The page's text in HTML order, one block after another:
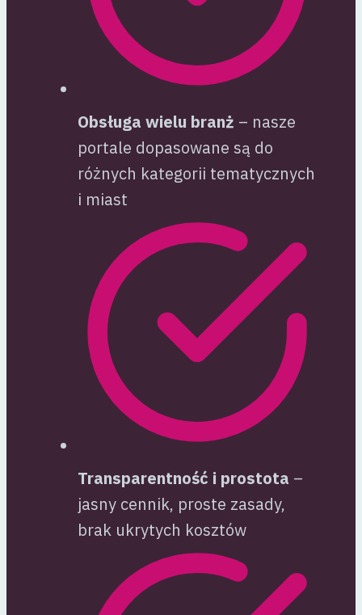
Obsługa wielu branż – nasze
portale dopasowane są do
różnych kategorii tematycznych
i miast
Transparentność i prostota –
jasny cennik, proste zasady,
brak ukrytych kosztów